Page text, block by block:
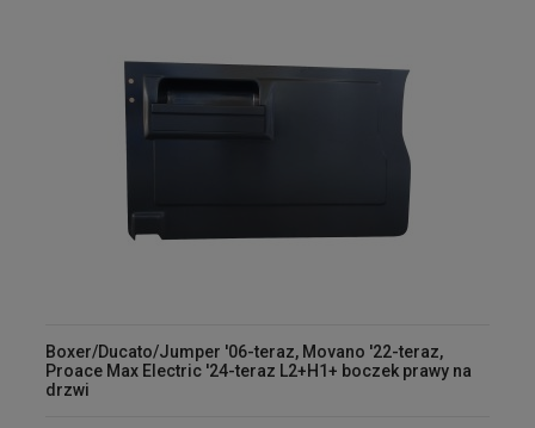
Boxer/Ducato/Jumper '06-teraz, Movano '22-teraz,
Proace Max Electric '24-teraz L2+H1+ boczek prawy na
drzwi